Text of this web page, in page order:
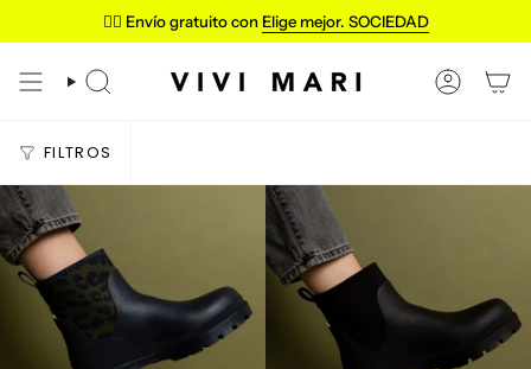
✌🏼 Envío gratuito con Elige mejor. SOCIEDAD
BÚSQUEDA CUENTA
FILTROS